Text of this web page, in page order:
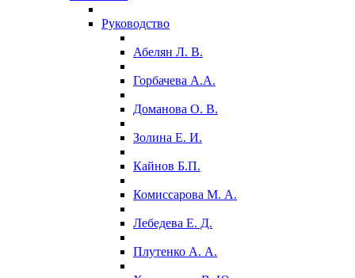
Руководство
Абелян Л. В.
Горбачева А.А.
Доманова О. В.
Золина Е. И.
Кайнов Б.П.
Комиссарова М. А.
Лебедева Е. Д.
Плутенко А. А.